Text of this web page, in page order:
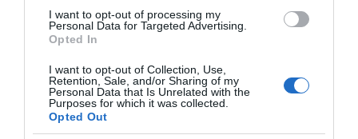
I want to opt-out of processing my
Personal Data for Targeted Advertising.
Opted In
I want to opt-out of Collection, Use,
Retention, Sale, and/or Sharing of my
Personal Data that Is Unrelated with the
Purposes for which it was collected.
Opted Out
Ενημέρωσης. Σε μια εφ’ όλης της ύλης
συνέντευξη στον Βασίλη Κουφόπουλο, αναλύει
το χρονοδιάγραμμα για τις περιφερειακές και
ραδιοφωνικές άδειες, το πακέτο στήριξης των 80
εκατομμυρίων ευρώ για τον Τύπο, αλλά και την
πρωτοβουλία για την άρση της ανωνυμίας στο